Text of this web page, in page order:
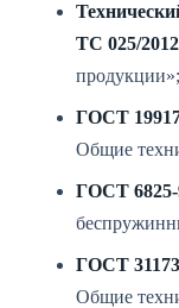
ТС 025/2012
продукции»;
ГОСТ
Общие
ГОСТ 6825-
ГОСТ
Общие